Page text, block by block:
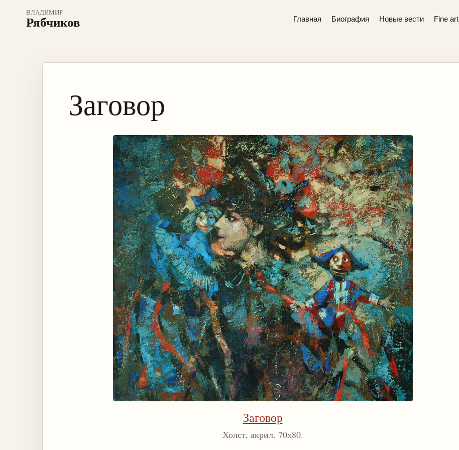
ВЛАДИМИР
Рябчиков Главная Биография Новые вести Fine art
Заговор
Заговор
Холст, акрил. 70х80.